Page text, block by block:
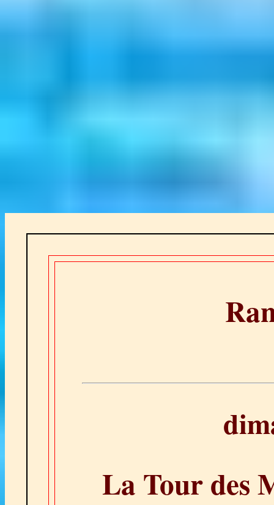
La Tour des